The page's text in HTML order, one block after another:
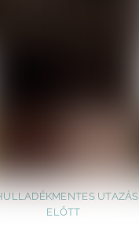
UTAZÁS
ELŐTT